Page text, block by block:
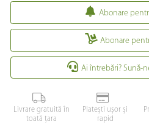
Abonare
Abonare
Ai întrebări? Sună-
Livrare gratuită în
toată țara
Platești ușor și
rapid